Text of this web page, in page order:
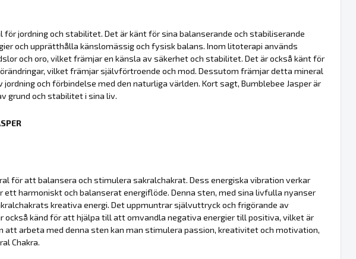
jordning och stabilitet. Det är känt för sina balanserande och stabiliserande
och upprätthålla känslomässig och fysisk balans. Inom litoterapi används
och oro, vilket främjar en känsla av säkerhet och stabilitet. Det är också känt för
vilket främjar självförtroende och mod. Dessutom främjar detta mineral
och förbindelse med den naturliga världen. Kort sagt, Bumblebee Jasper är
grund och stabilitet i sina liv.
för att balansera och stimulera sakralchakrat. Dess energiska vibration verkar
harmoniskt och balanserat energiflöde. Denna sten, med sina livfulla nyanser
kreativa energi. Det uppmuntrar självuttryck och frigörande av
också känd för att hjälpa till att omvandla negativa energier till positiva, vilket är
arbeta med denna sten kan man stimulera passion, kreativitet och motivation,
Chakra.